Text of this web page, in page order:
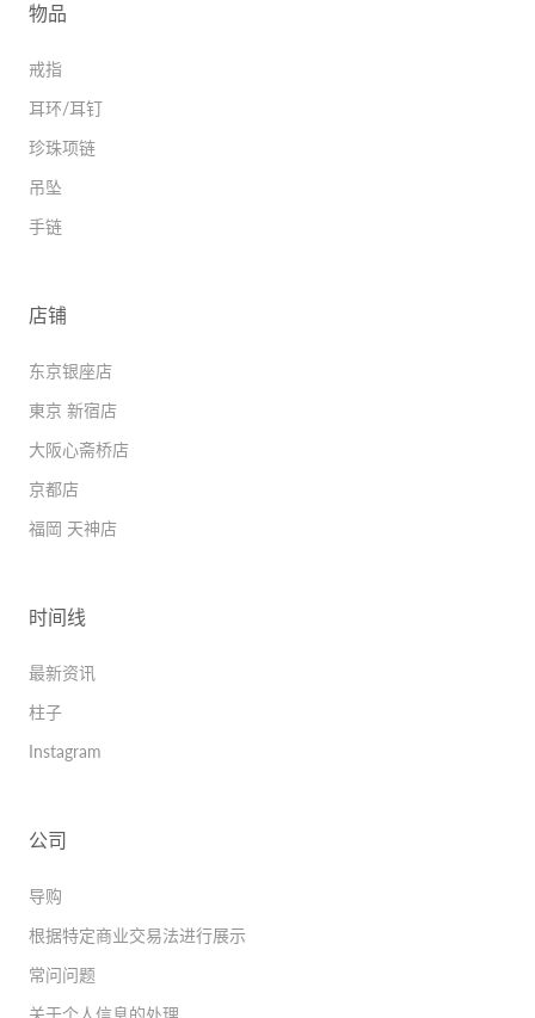
物品
戒指
耳环/耳钉
珍珠项链
吊坠
手链
店铺
东京银座店
東京 新宿店
大阪心斋桥店
京都店
福岡 天神店
时间线
最新资讯
柱子
Instagram
公司
导购
根据特定商业交易法进行展示
常问问题
关于个人信息的处理